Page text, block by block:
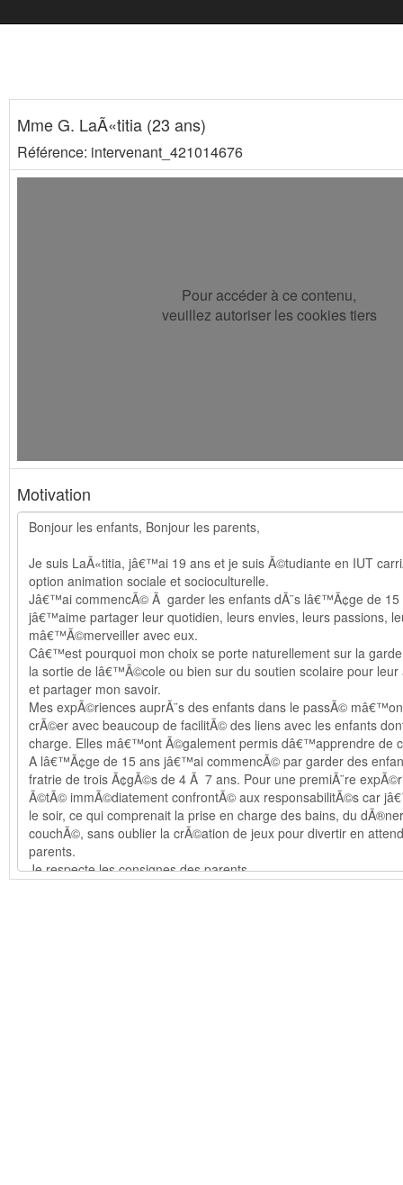
Mme G. LaÃ«titia (23 ans)
Référence: intervenant_421014676
Pour accéder à ce contenu,
veuillez autoriser les cookies tiers
Motivation